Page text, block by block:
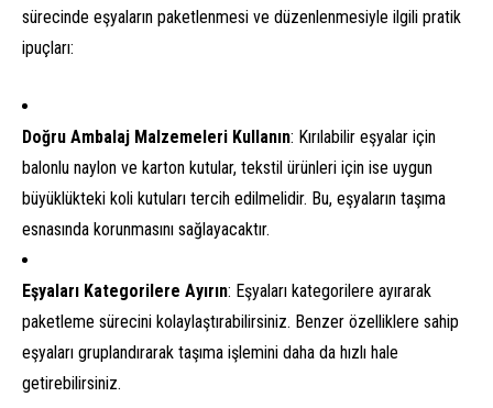
sürecinde eşyaların paketlenmesi ve düzenlenmesiyle ilgili pratik
ipuçları:
Doğru Ambalaj Malzemeleri Kullanın: Kırılabilir eşyalar için
balonlu naylon ve karton kutular, tekstil ürünleri için ise uygun
büyüklükteki koli kutuları tercih edilmelidir. Bu, eşyaların taşıma
esnasında korunmasını sağlayacaktır.
Eşyaları Kategorilere Ayırın: Eşyaları kategorilere ayırarak
paketleme sürecini kolaylaştırabilirsiniz. Benzer özelliklere sahip
eşyaları gruplandırarak taşıma işlemini daha da hızlı hale
getirebilirsiniz.